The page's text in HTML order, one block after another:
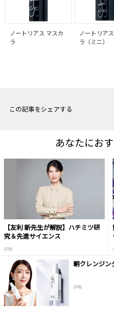
ノートリアス マスカ
ラ
ノートリア
ラ（ミニ）
この記事をシェアする
あなたにお
【友利 新先生が解説】ハチミツ研
究＆先進サイエンス
(PR)
朝クレンジン
(PR)